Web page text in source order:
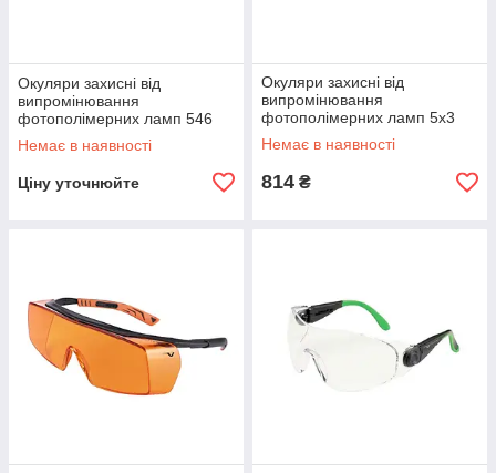
Окуляри захисні від
випромінювання
фотополімерних ламп 546
Univet (Італія)
Немає в наявності
Ціну уточнюйте
Окуляри захисні від
випромінювання
фотополімерних ламп 5х3
Univet
Немає в наявності
814 ₴